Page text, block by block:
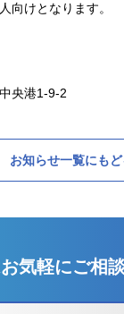
向けとなります。
央港1-9-2
お知らせ一覧にもど
気軽にご相